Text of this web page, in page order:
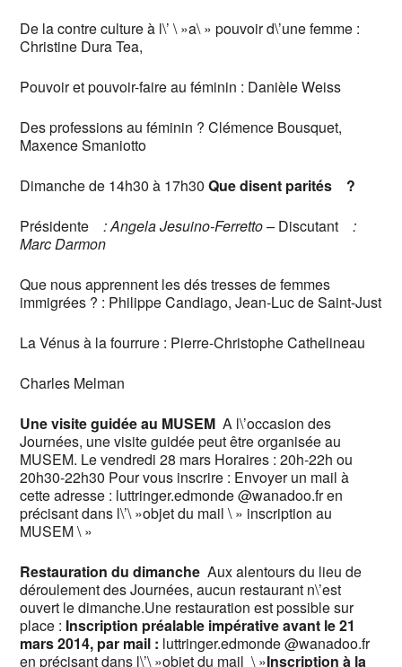
De la contre culture à l\’ \ »a\ » pouvoir d\’une femme :
Christine Dura Tea,
Pouvoir et pouvoir-faire au féminin : Danièle Weiss
Des professions au féminin ? Clémence Bousquet,
Maxence Smaniotto
Dimanche de 14h30 à 17h30Que disent parités ?
Présidente : Angela Jesuino-Ferretto–Discutant :
Marc Darmon
Que nous apprennent les dés tresses de femmes
immigrées ? : Philippe Candiago, Jean-Luc de Saint-Just
La Vénus à la fourrure : Pierre-Christophe Cathelineau
Charles Melman
Une visite guidée au MUSEMA l\’occasion des
Journées, une visite guidée peut être organisée au
MUSEM. Le vendredi 28 mars Horaires : 20h-22h ou
20h30-22h30 Pour vous inscrire : Envoyer un mail à
cette adresse : luttringer.edmonde @wanadoo.fr en
précisant dans l\’\ »objet du mail \ » inscription au
MUSEM \ »
Restauration du dimanche Aux alentours du lieu de
déroulement des Journées, aucun restaurant n\’est
ouvert le dimanche.Une restauration est possible sur
place : Inscription préalable impérative avant le 21
mars 2014, par mail : luttringer.edmonde @wanadoo.fr
en précisant dans l\’\ »objet du mail \ »Inscription à la